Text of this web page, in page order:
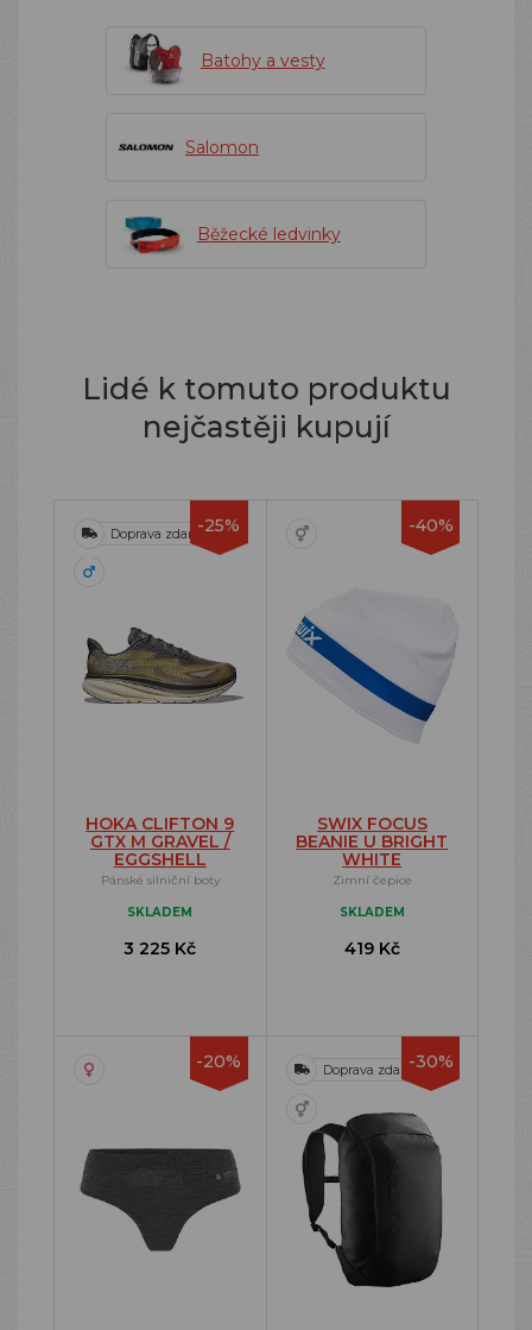
Batohy a vesty
Salomon
Běžecké ledvinky
Lidé k tomuto produktu
nejčastěji kupují
-25%
Doprava zdarma
HOKA CLIFTON 9
GTX M GRAVEL /
EGGSHELL
Pánské silniční boty
SKLADEM
3 225 Kč
-40%
SWIX FOCUS
BEANIE U BRIGHT
WHITE
Zimní čepice
SKLADEM
419 Kč
-20% -30%
Doprava zdarma